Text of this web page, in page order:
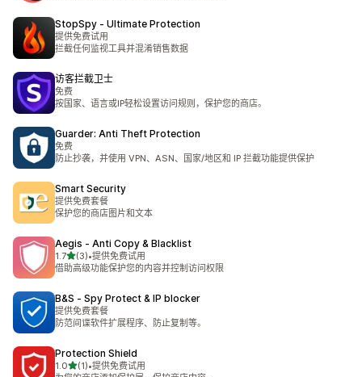
StopSpy ‑ Ultimate Protection
提供免费试用
拦截任何监视工具并混淆销售数据
访客拦截卫士
免费
按国家、语言或IP轻松设置访问规则，保护您的商店。
Guarder: Anti Theft Protection
免费
防止抄袭，并使用 VPN、ASN、国家/地区和 IP 拦截功能提供保护
Smart Security
提供免费套餐
保护您的商店图片和文本
Aegis ‑ Anti Copy & Blacklist
1.7星（满分 5 星）
(3)
总共 3 条评论
•提供免费试用
借助高级功能保护您的内容并控制访问权限
B&S ‑ Spy Protect & IP blocker
提供免费套餐
防范间谍软件扩展程序、防止复制等。
Protection Shield
1.0星（满分 5 星）
(1)
总共 1 条评论
•提供免费试用